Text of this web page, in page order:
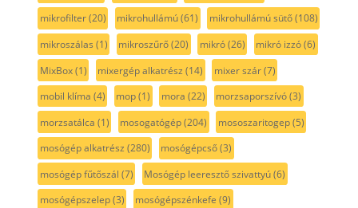
mikrofilter(20) mikrohullámú(61) mikrohullámú sütő(108)
mikroszálas (1) mikroszűrő(20) mikró(26) mikró izzó(6)
MixBox(1) mixergép alkatrész (14) mixer szár(7)
mobil klíma (4) mop(1) mora (22) morzsaporszívó(3)
morzsatálca (1) mosogatógép(204) mososzaritogep(5)
mosógép alkatrész (280) mosógépcső(3)
mosógép fűtőszál (7) Mosógép leeresztő szivattyú(6)
mosógépszelep(3) mosógépszénkefe (9)